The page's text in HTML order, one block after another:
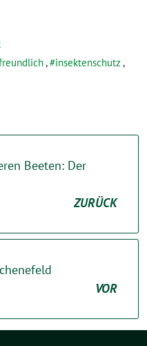
, insektenschutz ,
Beeten: Der
ZURÜCK
VOR